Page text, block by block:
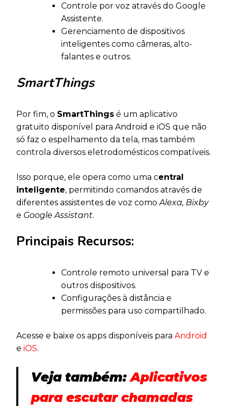
Controle por voz através do Google
Assistente.
Gerenciamento de dispositivos
inteligentes como câmeras, alto-
falantes e outros.
SmartThings
Por fim, o SmartThings é um aplicativo
gratuito disponível para Android e iOS que não
só faz o espelhamento da tela, mas também
controla diversos eletrodomésticos compatíveis.
Isso porque, ele opera como uma central
inteligente, permitindo comandos através de
diferentes assistentes de voz como Alexa, Bixby
e Google Assistant.
Principais Recursos:
Controle remoto universal para TV e
outros dispositivos.
Configurações à distância e
permissões para uso compartilhado.
Acesse e baixe os apps disponíveis para Android
e iOS.
Veja também:Aplicativos
para escutar chamadas